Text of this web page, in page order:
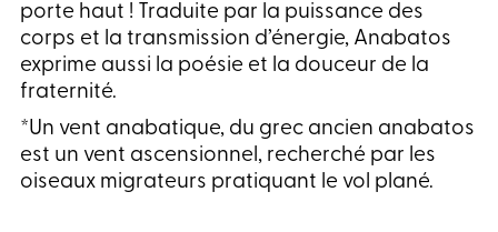
porte haut ! Traduite par la puissance des
corps et la transmission d’énergie, Anabatos
exprime aussi la poésie et la douceur de la
fraternité.
*Un vent anabatique, du grec ancien anabatos
est un vent ascensionnel, recherché par les
oiseaux migrateurs pratiquant le vol plané.